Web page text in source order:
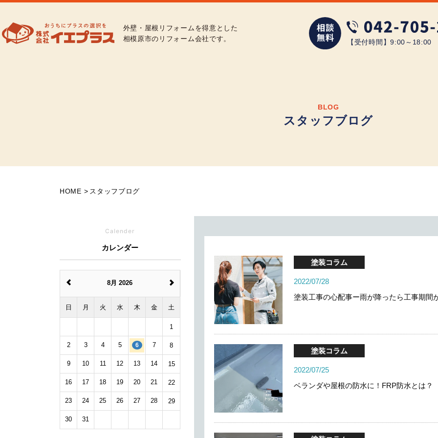
外壁・屋根リフォームを得意とした
相模原市のリフォーム会社です。
【受付時間】9:00～
BLOG
スタッフブログ
HOME スタッフブログ
塗装コラム
2022/07/28
塗装工事の心配事ー雨が降ったら工事期間
塗装コラム
2022/07/25
ベランダや屋根の防水に！FRP防水とは？
Calender
カレンダー
8月 2026
日 月 火 水 木 金 土
1
2 3 4 5 6 7 8
9 10 11 12 13 14 15
16 17 18 19 20 21 22
23 24 25 26 27 28 29
30 31